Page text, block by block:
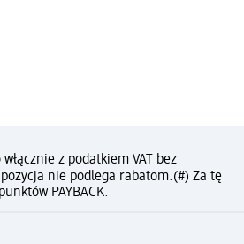
z podatkiem VAT bez
nie podlega rabatom.(#) Za tę
PAYBACK.